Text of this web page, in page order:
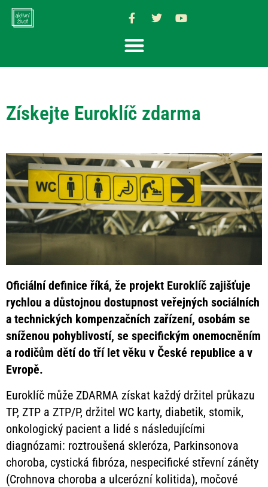
Získejte Euroklíč zdarma
Oficiální definice říká, že projekt Euroklíč zajišťuje
rychlou a důstojnou dostupnost veřejných sociálních
a technických kompenzačních zařízení, osobám se
sníženou pohyblivostí, se specifickým onemocněním
a rodičům dětí do tří let věku v České republice a v
Evropě.
Euroklíč může ZDARMA získat každý držitel průkazu
TP, ZTP a ZTP/P, držitel WC karty, diabetik, stomik,
onkologický pacient a lidé s následujícími
diagnózami: roztroušená skleróza, Parkinsonova
choroba, cystická fibróza, nespecifické střevní záněty
(Crohnova choroba a ulcerózní kolitida), močové